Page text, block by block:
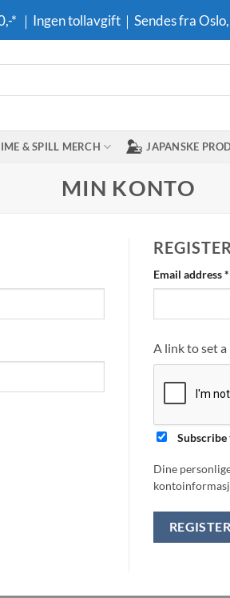
* ｜Ingen tollavgift｜Sendes fra
& SPILL MERCH JAPANSKE
MIN KONTO
REGISTER
Email address*
A link to set
Dine
REGISTER